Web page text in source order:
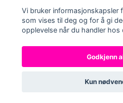
© 2026
Vi bruker informasjonskapsler
som vises til deg og for å gi
opplevelse når du handler hos
Godkjenn
Kun